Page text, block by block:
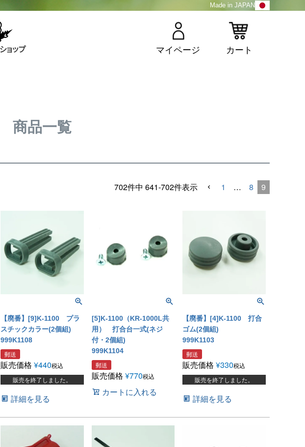
Made in JAPAN
マイページ カート
商品一覧
702件中 641-702件表示 1 … 8 9
【廃番】[9]K-1100 プラ
スチックカラー(2個組)
999K1108
郵送
販売価格 ¥440税込
販売を終了しました。
詳細を見る
[5]K-1100（KR-1000L共
用） 打合台一式(ネジ
付・2個組)
999K1104
郵送
販売価格 ¥770税込
カートに入れる
【廃番】[4]K-1100 打合
ゴム(2個組)
999K1103
郵送
販売価格 ¥330税込
販売を終了しました。
詳細を見る